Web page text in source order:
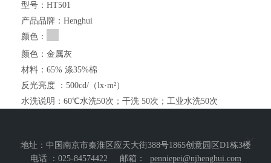
型号： HT501
产品品牌： Henghui
颜色：
颜色： 金属灰
材料： 65% 涤35%棉
反光亮度 ： 500cd/（lx·m²）
水洗说明： 60℃水洗50次；干洗 50次；工业水洗50次
起订量： >=100米
地址：中国南京市秦淮区应天大街388号1865创意园区D1栋3楼
电话 ：025-84574422
邮箱： penniepei@njhenghui.com